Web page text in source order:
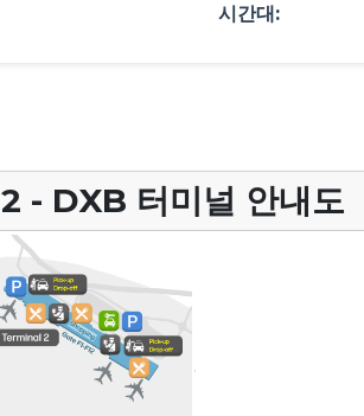
시간대:
2 - DXB 터미널 안내도